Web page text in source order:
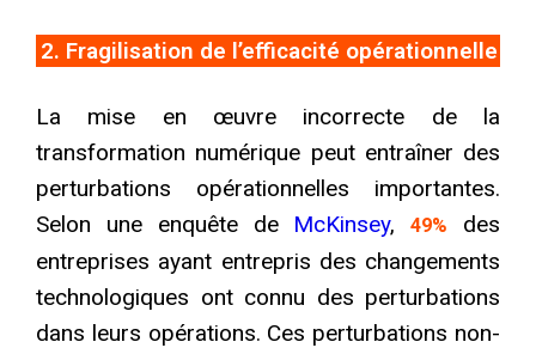
2. Fragilisation de l’efficacité opérationnelle
La mise en œuvre incorrecte de la
transformation numérique peut entraîner des
perturbations opérationnelles importantes.
Selon une enquête de McKinsey,49%
des
entreprises ayant entrepris des changements
technologiques ont connu des perturbations
dans leurs opérations. Ces perturbations non-